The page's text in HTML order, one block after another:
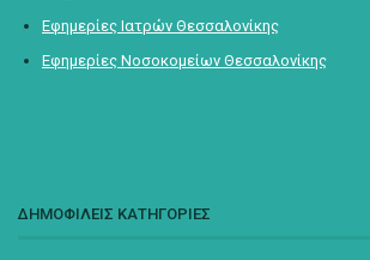
Εφημερίες Ιατρών Θεσσαλονίκης
Εφημερίες Νοσοκομείων Θεσσαλονίκης
ΔΗΜΟΦΙΛΕΙΣ ΚΑΤΗΓΟΡΙΕΣ